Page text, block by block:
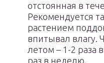
отстоянная в
Рекомендуется
растением
впитывал влагу.
летом – 1-2 раза
раз в неделю.